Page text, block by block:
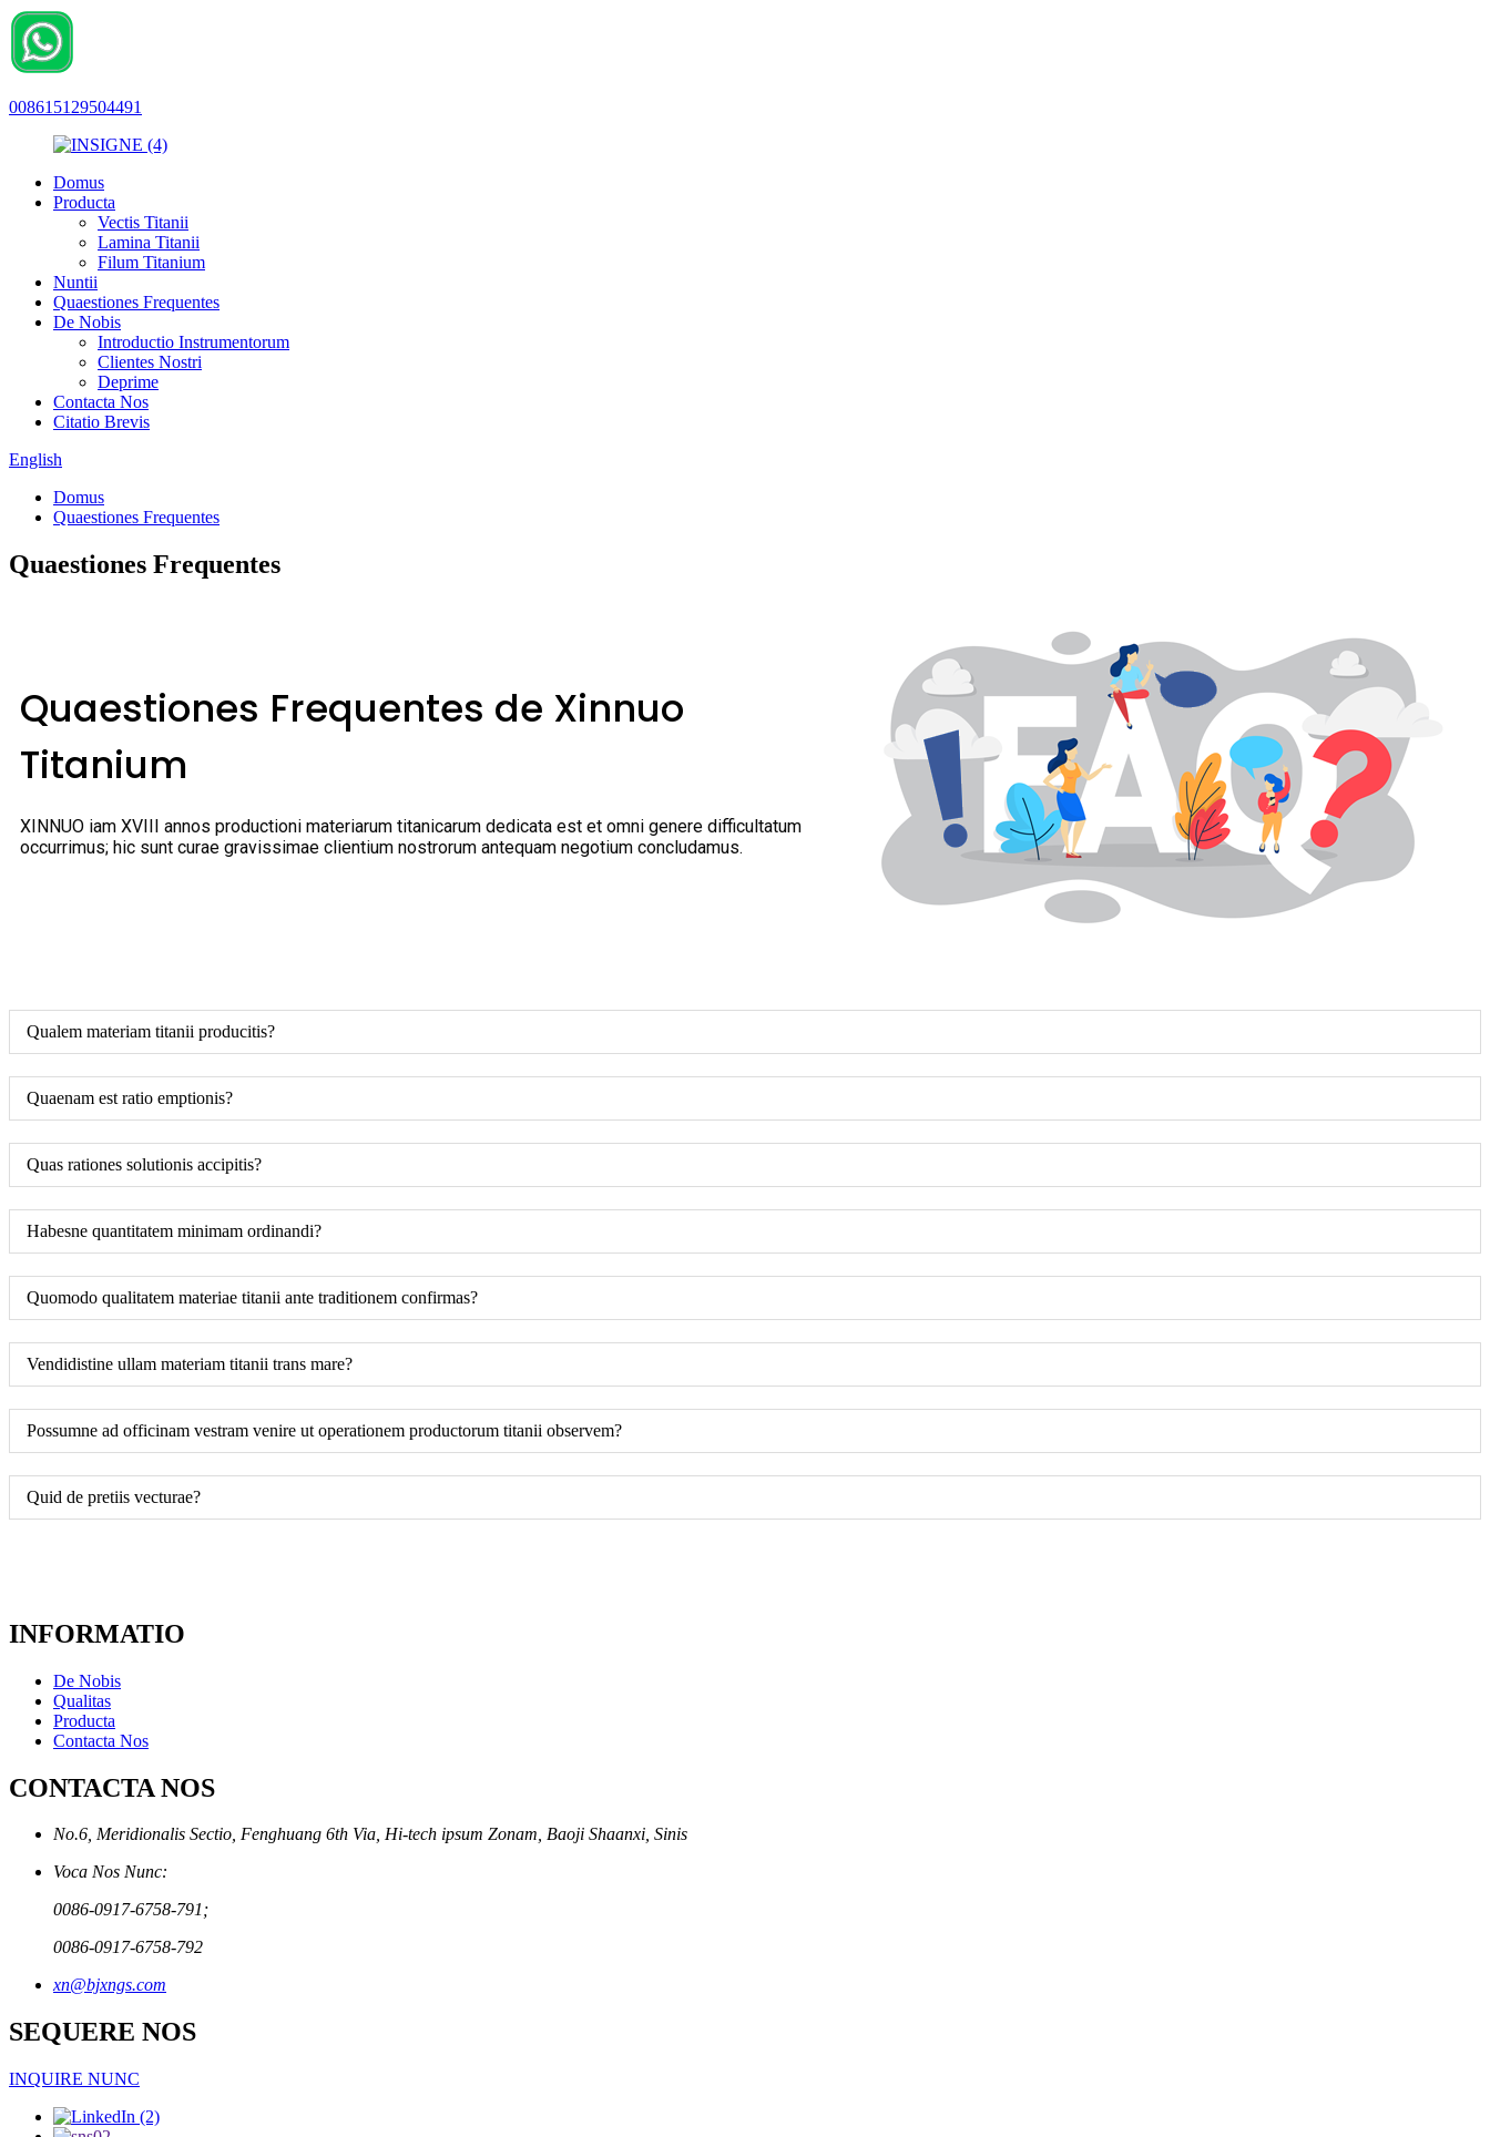
008615129504491
Domus
Producta
Vectis Titanii
Lamina Titanii
Filum Titanium
Nuntii
Quaestiones Frequentes
De Nobis
Introductio Instrumentorum
Clientes Nostri
Deprime
Contacta Nos
Citatio Brevis
English
Domus
Quaestiones Frequentes
Quaestiones Frequentes
Quaestiones Frequentes de Xinnuo
Titanium
XINNUO iam XVIII annos productioni materiarum titanicarum dedicata est et omni genere difficultatum
occurrimus; hic sunt curae gravissimae clientium nostrorum antequam negotium concludamus.
Qualem materiam titanii producitis?
Quaenam est ratio emptionis?
Quas rationes solutionis accipitis?
Habesne quantitatem minimam ordinandi?
Quomodo qualitatem materiae titanii ante traditionem confirmas?
Vendidistine ullam materiam titanii trans mare?
Possumne ad officinam vestram venire ut operationem productorum titanii observem?
Quid de pretiis vecturae?
INFORMATIO
De Nobis
Qualitas
Producta
Contacta Nos
CONTACTA NOS
No.6, Meridionalis Sectio, Fenghuang 6th Via, Hi-tech ipsum Zonam, Baoji Shaanxi, Sinis
Voca Nos Nunc:
0086-0917-6758-791;
0086-0917-6758-792
xn@bjxngs.com
SEQUERE NOS
INQUIRE NUNC